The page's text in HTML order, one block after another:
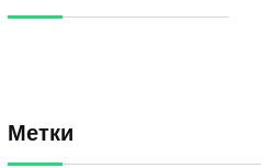
Метки